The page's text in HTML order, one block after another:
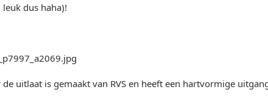
dus haha)!
uitlaat is gemaakt van RVS en heeft een hartvormige